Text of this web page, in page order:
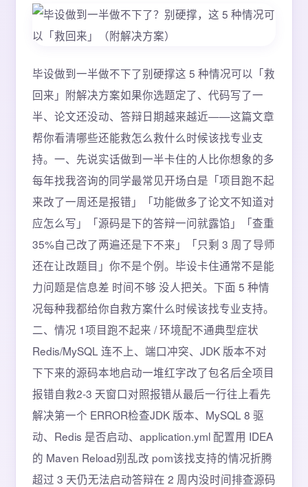
毕设做到一半做不下了别硬撑这 5 种情况可以「救
回来」附解决方案如果你选题定了、代码写了一
半、论文还没动、答辩日期越来越近——这篇文章
帮你看清哪些还能救怎么救什么时候该找专业支
持。一、先说实话做到一半卡住的人比你想象的多
每年找我咨询的同学最常见开场白是「项目跑不起
来改了一周还是报错」「功能做多了论文不知道对
应怎么写」「源码是下的答辩一问就露馅」「查重
35%自己改了两遍还是下不来」「只剩 3 周了导师
还在让改题目」你不是个例。毕设卡住通常不是能
力问题是信息差 时间不够 没人把关。下面 5 种情
况每种我都给你自救方案什么时候该找专业支持。
二、情况 1项目跑不起来 / 环境配不通典型症状
Redis/MySQL 连不上、端口冲突、JDK 版本不对
下下来的源码本地启动一堆红字改了包名后全项目
报错自救2-3 天窗口对照报错从最后一行往上看先
解决第一个 ERROR检查JDK 版本、MySQL 8 驱
动、Redis 是否启动、application.yml 配置用 IDEA
的 Maven Reload别乱改 pom该找支持的情况折腾
超过 3 天仍无法启动答辩在 2 周内没时间排查源码